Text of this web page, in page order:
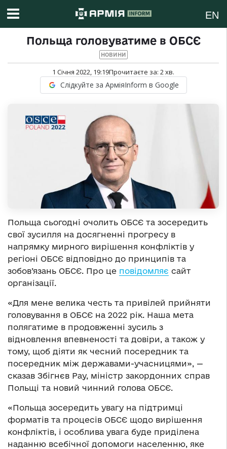
EN
Польща головуватиме в ОБСЄ
НОВИНИ
1 Січня 2022, 19:19Прочитаєте за: 2хв.
Слідкуйте за АрміяInform в Google
Польща сьогодні очолить ОБСЄ та зосередить
свої зусилля на досягненні прогресу в
напрямку мирного вирішення конфліктів у
регіоні ОБСЄ відповідно до принципів та
зобов’язань ОБСЄ. Про це повідомляє сайт
організації.
«Для мене велика честь та привілей прийняти
головування в ОБСЄ на 2022 рік. Наша мета
полягатиме в продовженні зусиль з
відновлення впевненості та довіри, а також у
тому, щоб діяти як чесний посередник та
посередник між державами-учасницями», —
сказав Збігнєв Рау, міністр закордонних справ
Польщі та новий чинний голова ОБСЄ.
«Польща зосередить увагу на підтримці
форматів та процесів ОБСЄ щодо вирішення
конфліктів, і особлива увага буде приділена
наданню всебічної допомоги населенню, яке